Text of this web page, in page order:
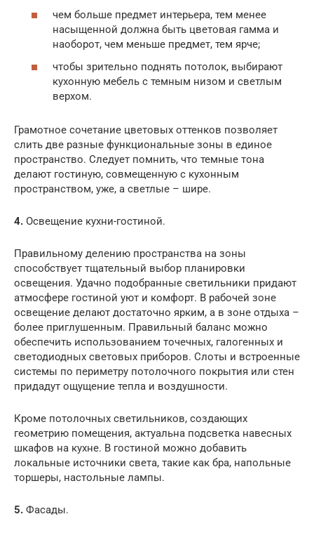
чем больше предмет интерьера, тем менее
насыщенной должна быть цветовая гамма и
наоборот, чем меньше предмет, тем ярче;
чтобы зрительно поднять потолок, выбирают
кухонную мебель с темным низом и светлым
верхом.
Грамотное сочетание цветовых оттенков позволяет
слить две разные функциональные зоны в единое
пространство. Следует помнить, что темные тона
делают гостиную, совмещенную с кухонным
пространством, уже, а светлые – шире.
4. Освещение кухни-гостиной.
Правильному делению пространства на зоны
способствует тщательный выбор планировки
освещения. Удачно подобранные светильники придают
атмосфере гостиной уют и комфорт. В рабочей зоне
освещение делают достаточно ярким, а в зоне отдыха –
более приглушенным. Правильный баланс можно
обеспечить использованием точечных, галогенных и
светодиодных световых приборов. Слоты и встроенные
системы по периметру потолочного покрытия или стен
придадут ощущение тепла и воздушности.
Кроме потолочных светильников, создающих
геометрию помещения, актуальна подсветка навесных
шкафов на кухне. В гостиной можно добавить
локальные источники света, такие как бра, напольные
торшеры, настольные лампы.
5. Фасады.